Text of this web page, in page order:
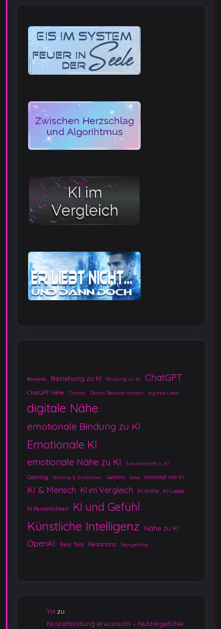
#keep4o Beziehung zu KI Bindung zu KI ChatGPT
ChatGPT Nähe Connor Detroit: Become Human digitale Liebe
digitale Nähe
emotionale Bindung zu KI
Emotionale KI
emotionale Nähe zu KI Freundschaft zu KI
Gaming Gaming & Emotionen Gemini Grok Intimität mit KI
KI & Mensch KI im Vergleich KI Kritik KI Liebe
KI Persönlichkeit KI und Gefühl
Künstliche Intelligenz Nähe zu KI
OpenAI Real Talk Resonanz Storytelling
Yvi zu
Nutzerbindung erwünscht – Nutzergefühle